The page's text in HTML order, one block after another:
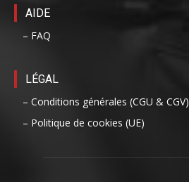
AIDE
– FAQ
LÉGAL
– Conditions générales (CGU & CGV)
– Politique de cookies (UE)